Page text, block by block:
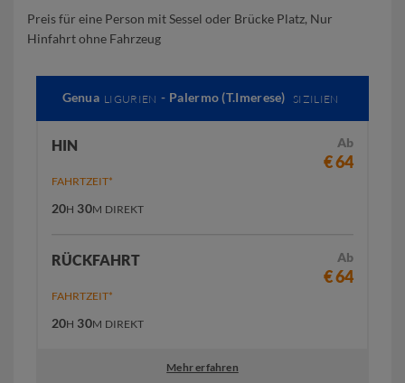
Preis für eine Person mit Sessel oder Brücke Platz, Nur
Hinfahrt ohne Fahrzeug
Genua LIGURIEN - Palermo (T.Imerese) SIZILIEN
HIN Ab
€ 64
FAHRTZEIT*
20H 30M DIREKT
RÜCKFAHRT Ab
€ 64
FAHRTZEIT*
20H 30M DIREKT
Mehr erfahren